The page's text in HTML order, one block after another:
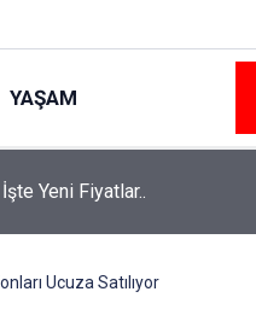
YAŞAM
Beyaz’la Joker
Ucuza Satılıyor